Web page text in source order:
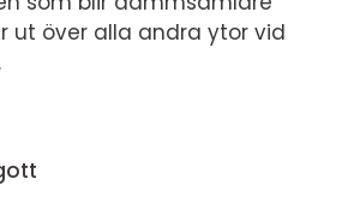
ut över alla andra ytor vid